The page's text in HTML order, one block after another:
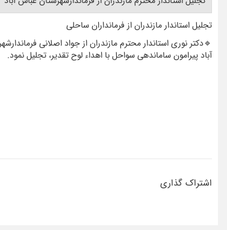
تجلیل استاندار مازندران از فرمانداران ساحلی
🔹دکتر نوری استاندار محترم مازندران از جواد اصلانی
آباد پیرامون ساماندهی سواحل با اهداء لوح تقدیر، تجلیل نمود.
اشتراک گذاری